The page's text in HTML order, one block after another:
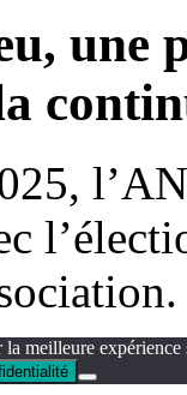
une
meilleure